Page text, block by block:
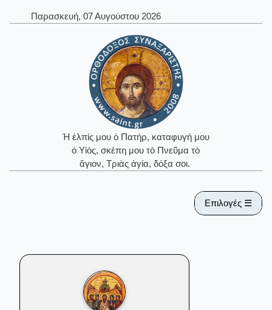
Παρασκευή, 07 Αυγούστου 2026
Ἡ ἐλπίς μου ὁ Πατήρ, καταφυγή μου
ὁ Υἱός, σκέπη μου τὸ Πνεῦμα τὸ
ἅγιον, Τριὰς ἁγία, δόξα σοι.
Επιλογές ☰